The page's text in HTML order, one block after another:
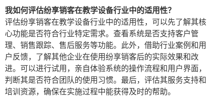
我如何评估纷享销客在教学设备行业中的适用性？
评估纷享销客在教学设备行业中的适用性，可以先了解其核
心功能是否符合行业特定需求。查看系统是否支持客户管
理、销售跟踪、售后服务等功能。此外，借助行业案例和用
户反馈，了解其他企业在使用纷享销客后的实际效果和改
进。可以进行试用，亲自体验系统的操作流程和用户界面，
判断其是否符合团队的使用习惯。最后，评估其服务支持和
培训资源，确保在实施过程中能获得及时的帮助。